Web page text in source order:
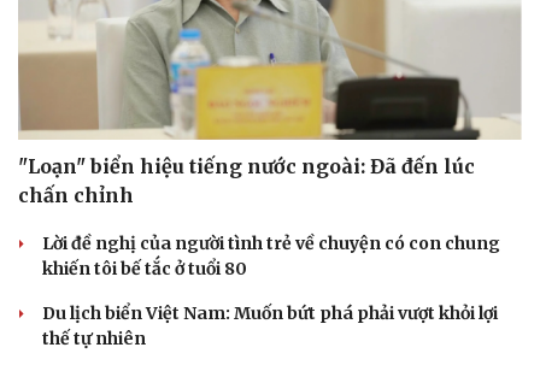
"Loạn" biển hiệu tiếng nước ngoài: Đã đến lúc
chấn chỉnh
Lời đề nghị của người tình trẻ về chuyện có con chung
khiến tôi bế tắc ở tuổi 80
Du lịch biển Việt Nam: Muốn bứt phá phải vượt khỏi lợi
thế tự nhiên